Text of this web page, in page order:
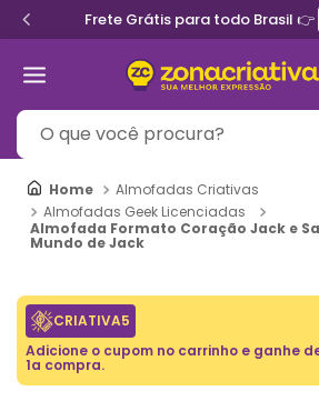
Frete Grátis para todo Brasil 👉
O que você procura?
Almofadas Criativas
Almofadas Geek Licenciadas
Almofada Formato Coração Jack e
Mundo de Jack
CRIATIVA5
Adicione o cupom no carrinho e ganhe
1a compra.